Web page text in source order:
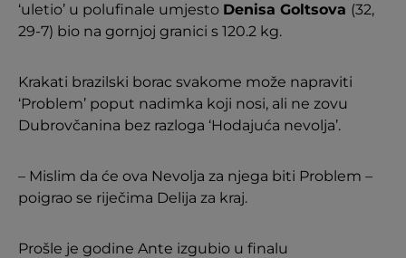
‘uletio’ u polufinale umjesto Denisa Goltsova (32,
29-7) bio na gornjoj granici s 120.2 kg.
Krakati brazilski borac svakome može napraviti
‘Problem’ poput nadimka koji nosi, ali ne zovu
Dubrovčanina bez razloga ‘Hodajuća nevolja’.
– Mislim da će ova Nevolja za njega biti Problem –
poigrao se riječima Delija za kraj.
Prošle je godine Ante izgubio u finalu